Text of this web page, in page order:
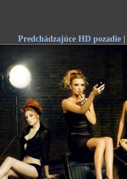
Predchádzajúce HD pozadie |